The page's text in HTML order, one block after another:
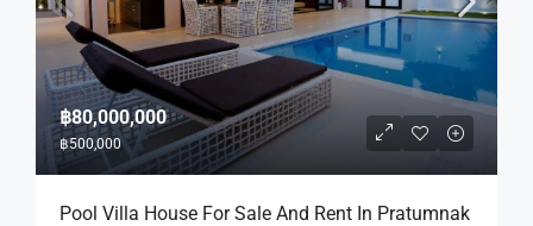
฿80,000,000
฿500,000
Pool Villa House For Sale And Rent In Pratumnak